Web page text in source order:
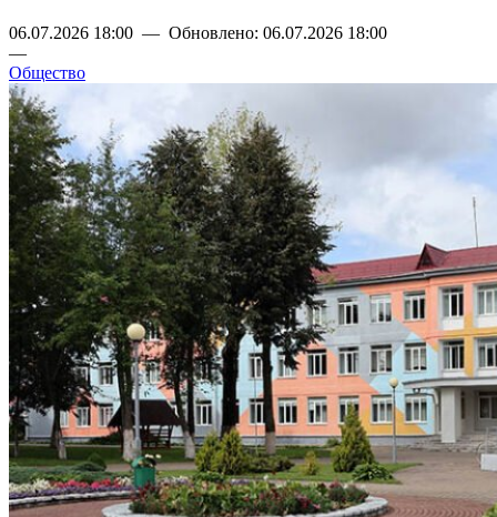
06.07.2026 18:00 — Обновлено: 06.07.2026 18:00
—
Общество